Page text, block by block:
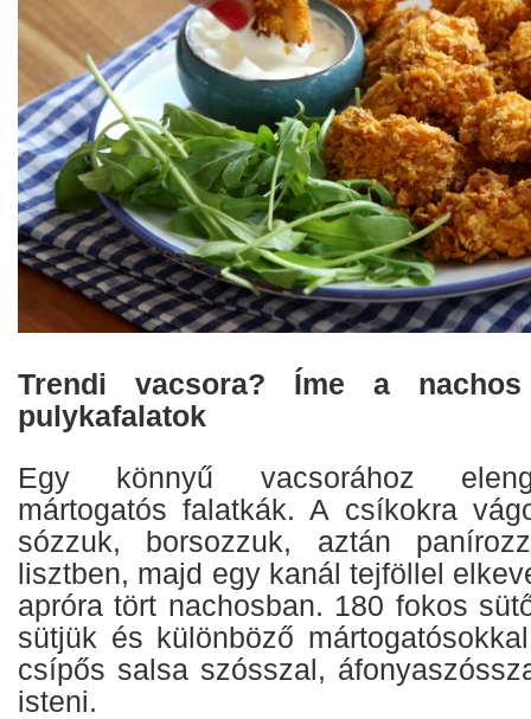
Trendi vacsora? Íme a
pulykafalatok
Egy könnyű vacsorához
mártogatós falatkák. A csíkokra
sózzuk, borsozzuk, aztán
lisztben, majd egy kanál tejföllel
apróra tört nachosban. 180 fokos
sütjük és különböző
csípős salsa szósszal,
isteni.